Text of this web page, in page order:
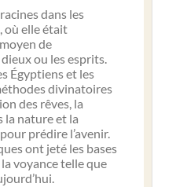
dans les
où elle était
de
ou les esprits.
Égyptiens et les
divinatoires
des rêves, la
la nature et la
prédire l’avenir.
ont jeté les bases
voyance telle que